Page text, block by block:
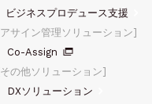
ビジネスプロデュース支援
アサイン管理ソリューション
Co-Assign
その他ソリューション
DXソリューション